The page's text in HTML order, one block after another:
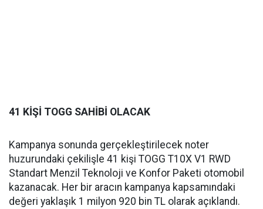
41 KİŞİ TOGG SAHİBİ OLACAK
Kampanya sonunda gerçekleştirilecek noter
huzurundaki çekilişle 41 kişi TOGG T10X V1 RWD
Standart Menzil Teknoloji ve Konfor Paketi otomobil
kazanacak. Her bir aracın kampanya kapsamındaki
değeri yaklaşık 1 milyon 920 bin TL olarak açıklandı.